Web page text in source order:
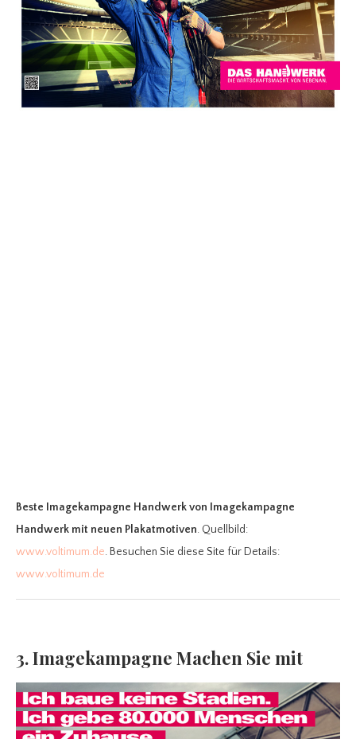
Beste Imagekampagne Handwerkvon Imagekampagne
Handwerk mit neuen Plakatmotiven. Quellbild:
www.voltimum.de. Besuchen Sie diese Site für Details:
www.voltimum.de
3. Imagekampagne Machen Sie mit